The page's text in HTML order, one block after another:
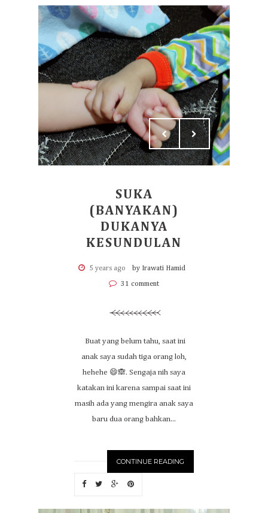
SUKA
(BANYAKAN)
DUKANYA
KESUNDULAN
5 years ago by Irawati Hamid
31 comment
Buat yang belum tahu, saat ini
anak saya sudah tiga orang loh,
hehehe 😄🙈. Sengaja nih saya
katakan ini karena sampai saat ini
masih ada yang mengira anak saya
baru dua orang bahkan...
CONTINUE READING